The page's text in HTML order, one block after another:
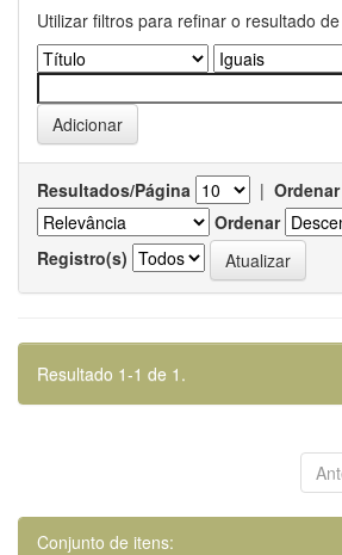
Utilizar filtros para refinar o resultado
Resultados/Página |
Ordenar
Registro(s)
Resultado 1-1 de 1.
Conjunto de itens: